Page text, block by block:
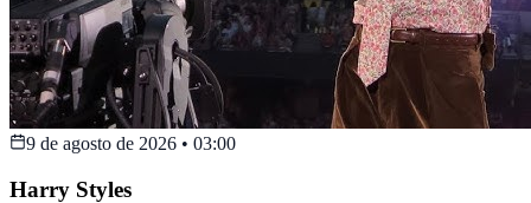
9 de agosto de 2026 • 03:00
Harry Styles